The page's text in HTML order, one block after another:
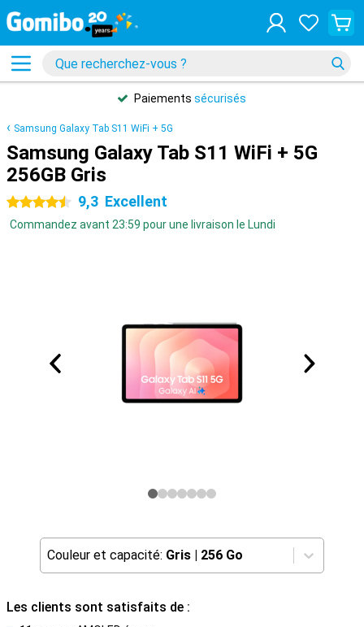
Paiements sécurisés
Samsung Galaxy Tab S11 WiFi + 5G
Samsung Galaxy Tab S11 WiFi + 5G
256GB Gris
4.5 étoiles 9,3 Excellent
Commandez avant 23:59 pour une livraison le Lundi
Couleur et capacité: Gris | 256 Go
Les clients sont satisfaits de :